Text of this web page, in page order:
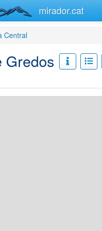
mirador.cat
Central
Gredos